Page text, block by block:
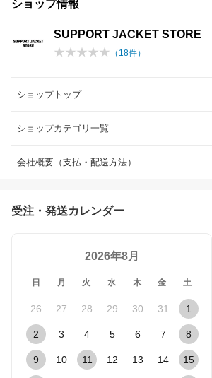
ショップ情報
SUPPORT JACKET STORE
（ 18件）
ショップトップ
ショップカテゴリ一覧
会社概要（支払・配送方法）
受注・発送カレンダー
2026年8月
日 月 火 水 木 金 土
26 27 28 29 30 31 1
2 3 4 5 6 7 8
9 10 11 12 13 14 15